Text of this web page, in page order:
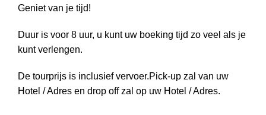
Geniet van je tijd!
Duur is voor 8 uur, u kunt uw boeking tijd zo veel als je
kunt verlengen.
De tourprijs is inclusief vervoer.Pick-up zal van uw
Hotel / Adres en drop off zal op uw Hotel / Adres.